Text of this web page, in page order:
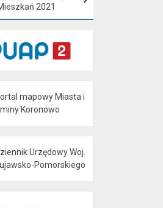
2021
mapowy Miasta i
Koronowo
Urzędowy Woj.
Pomorskiego